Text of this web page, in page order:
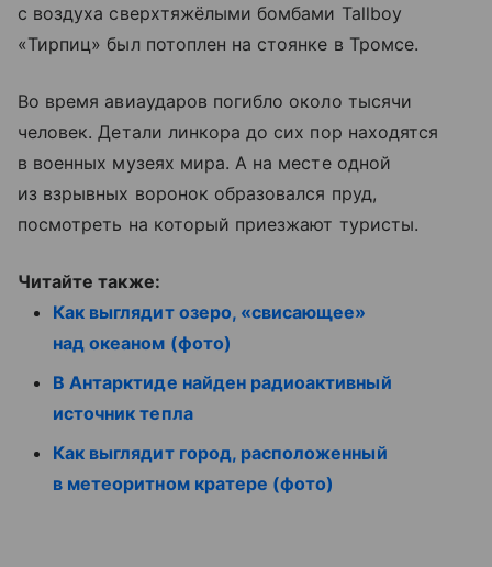
с воздуха сверхтяжёлыми бомбами Tallboy
«Тирпиц» был потоплен на стоянке в Тромсе.
Во время авиаударов погибло около тысячи
человек. Детали линкора до сих пор находятся
в военных музеях мира. А на месте одной
из взрывных воронок образовался пруд,
посмотреть на который приезжают туристы.
Читайте также:
Как выглядит озеро, «свисающее»
над океаном (фото)
В Антарктиде найден радиоактивный
источник тепла
Как выглядит город, расположенный
в метеоритном кратере (фото)